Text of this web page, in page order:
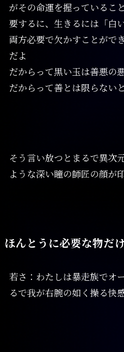
がその命運を握っているこ
要するに、生きるには「白
両方必要で欠かすことがで
だよ
だからって黒い玉は善悪の
だからって善とは限らない
そう言い放つとまるで異次
ような深い瞳の師匠の顔が
ほんとうに必要な物だ
若さ：わたしは暴走族でオ
るで我が右腕の如く操る快